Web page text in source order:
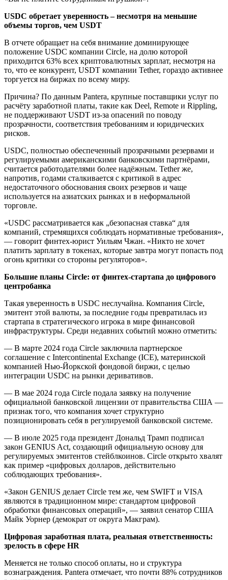
USDC обретает уверенность – несмотря на меньшие
объемы торгов, чем USDT
В отчете обращает на себя внимание доминирующее
положение USDC компании Circle, на долю которой
приходится 63% всех криптовалютных зарплат, несмотря на
то, что ее конкурент, USDT компании Tether, гораздо активнее
торгуется на биржах по всему миру.
Причина? По данным Pantera, крупные поставщики услуг по
расчёту заработной платы, такие как Deel, Remote и Rippling,
не поддерживают USDT из-за опасений по поводу
прозрачности, соответствия требованиям и юридических
рисков.
USDC, полностью обеспеченный прозрачными резервами и
регулируемыми американскими банковскими партнёрами,
считается работодателями более надёжным. Tether же,
напротив, годами сталкивается с критикой в адрес
недостаточного обоснования своих резервов и чаще
используется на азиатских рынках и в неформальной
торговле.
«USDC рассматривается как „безопасная ставка“ для
компаний, стремящихся соблюдать нормативные требования»,
— говорит финтех-юрист Уильям Чжан. «Никто не хочет
платить зарплату в токенах, которые завтра могут попасть под
огонь критики со стороны регуляторов».
Большие планы Circle: от финтех-стартапа до цифрового
центробанка
Такая уверенность в USDC неслучайна. Компания Circle,
эмитент этой валюты, за последние годы превратилась из
стартапа в стратегического игрока в мире финансовой
инфраструктуры. Среди недавних событий можно отметить:
— В марте 2024 года Circle заключила партнерское
соглашение с Intercontinental Exchange (ICE), материнской
компанией Нью-Йоркской фондовой биржи, с целью
интеграции USDC на рынки деривативов.
— В мае 2024 года Circle подала заявку на получение
официальной банковской лицензии от правительства США —
признак того, что компания хочет структурно
позиционировать себя в регулируемой банковской системе.
— В июле 2025 года президент Дональд Трамп подписал
закон GENIUS Act, создающий официальную основу для
регулируемых эмитентов стейблкоинов. Circle открыто хвалят
как пример «цифровых долларов, действительно
соблюдающих требования».
«Закон GENIUS делает Circle тем же, чем SWIFT и VISA
являются в традиционном мире: стандартом цифровой
обработки финансовых операций», — заявил сенатор США
Майк Уорнер (демократ от округа Макграм).
Цифровая заработная плата, реальная ответственность:
зрелость в сфере HR
Меняется не только способ оплаты, но и структура
вознаграждения. Pantera отмечает, что почти 88% сотрудников